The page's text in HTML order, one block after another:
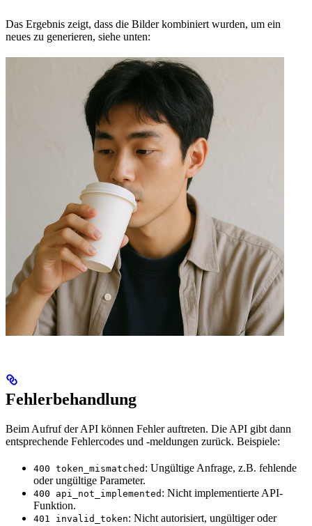
Das Ergebnis zeigt, dass die Bilder kombiniert wurden, um ein
neues zu generieren, siehe unten:
Fehlerbehandlung
Beim Aufruf der API können Fehler auftreten. Die API gibt dann
entsprechende Fehlercodes und -meldungen zurück. Beispiele:
400 token_mismatched : Ungültige Anfrage, z.B. fehlende
oder ungültige Parameter.
400 api_not_implemented : Nicht implementierte API-
Funktion.
401 invalid_token: Nicht autorisiert, ungültiger oder